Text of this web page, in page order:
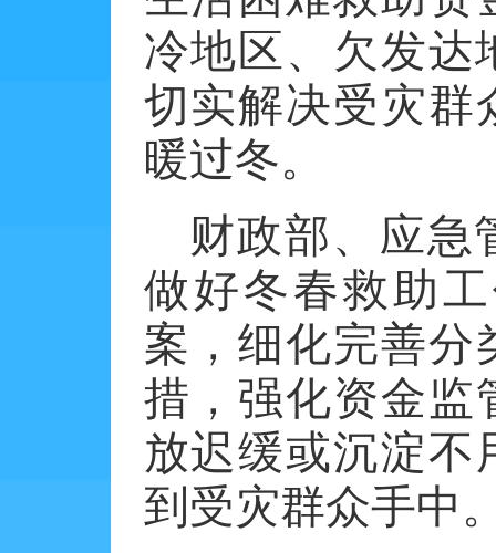
冷地区、欠发达
切实解决受灾群
暖过冬。
财政部、应急
做好冬春救助
案，细化完善分
措，强化资金监
放迟缓或沉淀不
到受灾群众手中